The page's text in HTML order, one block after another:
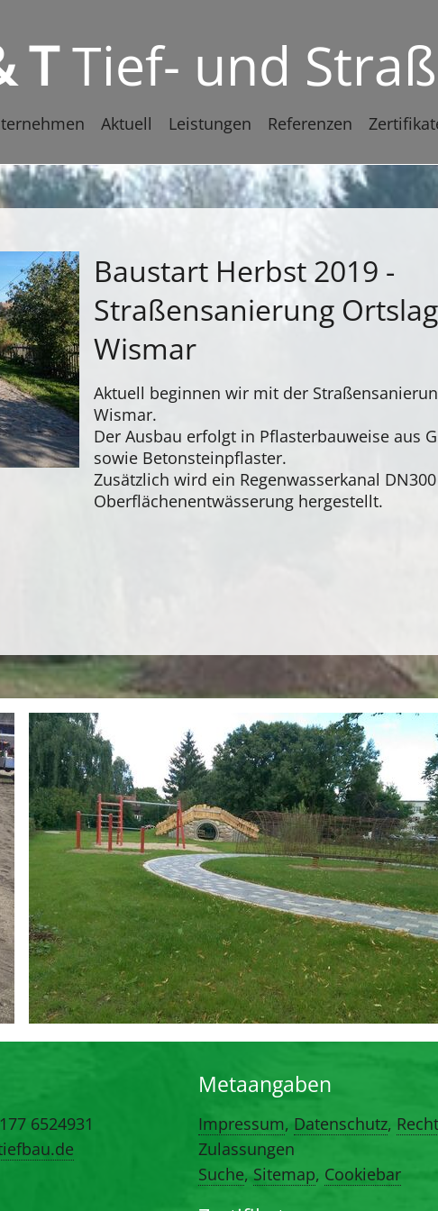
TTief- und
Aktuell Leistungen Referenzen
Baustart Herbst 2019 -
Straßensanierung
Wismar
Aktuell beginnen wir mit der
Wismar.
Der Ausbau erfolgt in Pflasterbauweise aus
sowie Betonsteinpflaster.
Zusätzlich wird ein Regenwasserkanal
Oberflächenentwässerung hergestellt.
6524931
Metaangaben
Impressum, Datenschutz,
Zulassungen
Suche, Sitemap, Cookiebar